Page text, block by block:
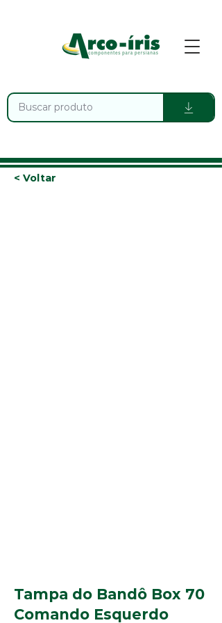
Tampa do Bandô Box 70
Comando Esquerdo
< Voltar